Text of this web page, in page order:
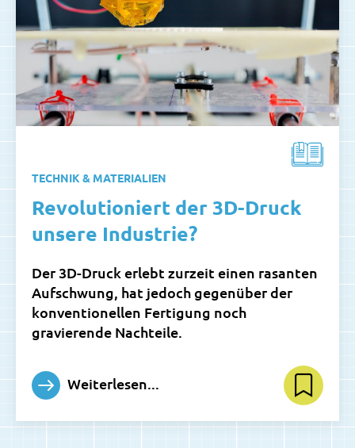
TECHNIK & MATERIALIEN
Revolutioniert der 3D-Druck
unsere Industrie?
Der 3D-Druck erlebt zurzeit einen rasanten
Aufschwung, hat jedoch gegenüber der
konventionellen Fertigung noch
gravierende Nachteile.
Weiterlesen...